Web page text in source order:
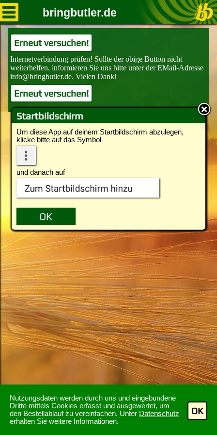
Nutzungsdaten werden durch uns und eingebundene
Dritte mittels Cookies erfasst und ausgewertet, um
den Bestellablauf zu vereinfachen. Unter Datenschutz
erhalten Sie weitere Informationen.
OK
Startbildschirm
Um diese App auf deinem Startbildschirm abzulegen,
klicke bitte auf das Symbol
und danach auf
bringbutler.de
Erneut versuchen!
Erneut versuchen!